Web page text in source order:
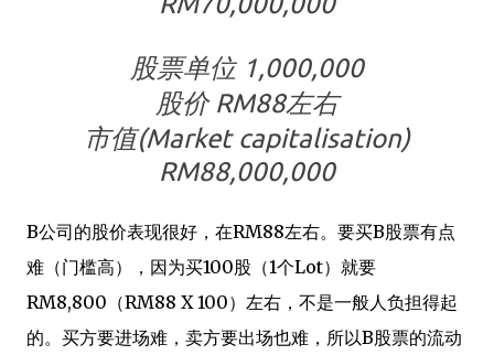
股票单位 1,000,000
股价 RM88左右
市值(Market capitalisation)
RM88,000,000
B公司的股价表现很好，在RM88左右。要买B股票有点
难（门槛高），因为买100股（1个Lot）就要
RM8,800（RM88 X 100）左右，不是一般人负担得起
的。买方要进场难，卖方要出场也难，所以B股票的流动